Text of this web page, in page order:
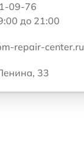
09-76
до 21:00
repair-center.ru
33